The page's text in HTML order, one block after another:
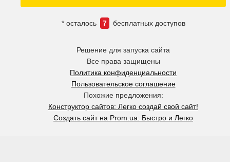
* осталось 7 бесплатных доступов
Решение для запуска сайта
Все права защищены
Политика конфиденциальности
Пользовательское соглашение
Похожие предложения:
Конструктор сайтов: Легко создай свой сайт!
Создать сайт на Prom.ua: Быстро и Легко